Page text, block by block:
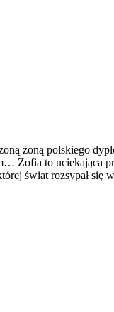
żoną polskiego
to uciekająca
świat rozsypał